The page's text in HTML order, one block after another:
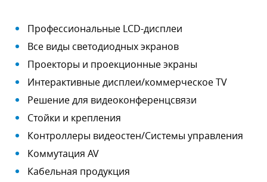
Профессиональные LCD-дисплеи
Все виды светодиодных экранов
Проекторы и проекционные экраны
Интерактивные дисплеи/коммерческое TV
Решение для видеоконференцсвязи
Стойки и крепления
Контроллеры видеостен/Системы управления
Коммутация AV
Кабельная продукция